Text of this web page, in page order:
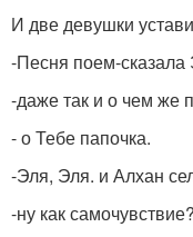
И две девушки
-Песня поем-
-даже так и о чем же
- о Тебе папочка.
-Эля, Эля. и Алхан
-ну как самочувствие?